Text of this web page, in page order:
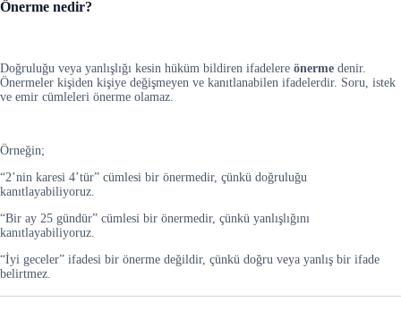
Önerme nedir?
Doğruluğu veya yanlışlığı kesin hüküm bildiren ifadelere önerme denir.
Önermeler kişiden kişiye değişmeyen ve kanıtlanabilen ifadelerdir. Soru, istek
ve emir cümleleri önerme olamaz.
Örneğin;
“2’nin karesi 4’tür” cümlesi bir önermedir, çünkü doğruluğu
kanıtlayabiliyoruz.
“Bir ay 25 gündür” cümlesi bir önermedir, çünkü yanlışlığını
kanıtlayabiliyoruz.
“İyi geceler” ifadesi bir önerme değildir, çünkü doğru veya yanlış bir ifade
belirtmez.